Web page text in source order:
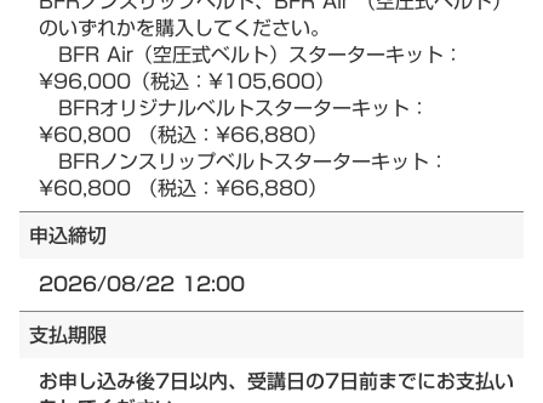
のいずれかを購入してください。
BFR Air（空圧式ベルト）スターターキット：
¥96,000（税込：¥105,600）
BFRオリジナルベルトスターターキット：
¥60,800 （税込：¥66,880）
BFRノンスリップベルトスターターキット：
¥60,800 （税込：¥66,880）
申込締切
2026/08/22 12:00
支払期限
お申し込み後7日以内、受講日の7日前までにお支払い